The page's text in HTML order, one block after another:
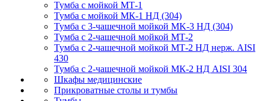
Тумба с мойкой МТ-1
Тумба с мойкой МК-1 НД (304)
Тумба с 3-чашечной мойкой МK-3 НД (304)
Тумба с 2-чашечной мойкой МТ-2
Тумба с 2-чашечной мойкой МТ-2 НД нерж. AISI
430
Тумба с 2-чашечной мойкой МК-2 НД AISI 304
Шкафы медицинские
Прикроватные столы и тумбы